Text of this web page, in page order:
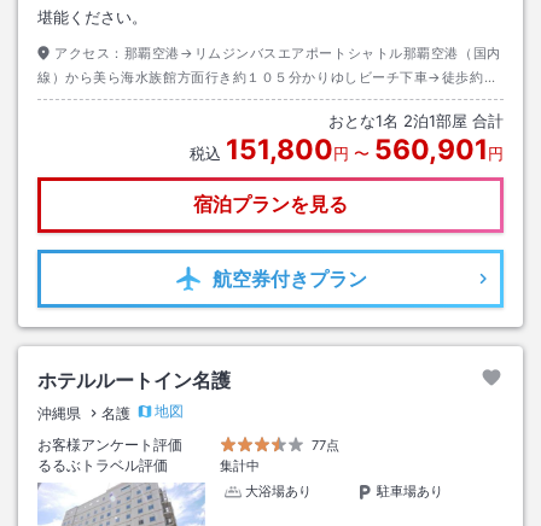
堪能ください。
アクセス： 那覇空港→リムジンバスエアポートシャトル那覇空港（国内
線）から美ら海水族館方面行き約１０５分かりゆしビーチ下車→徒歩約２
５分
おとな1名 2泊1部屋 合計
税込 151,800円 〜 560,901円
宿泊プランを見る
航空券付きプラン
ホテルルートイン名護
沖縄県 名護
地図
お客様アンケート評価
77点
るるぶトラベル評価
集計中
大浴場あり
駐車場あり